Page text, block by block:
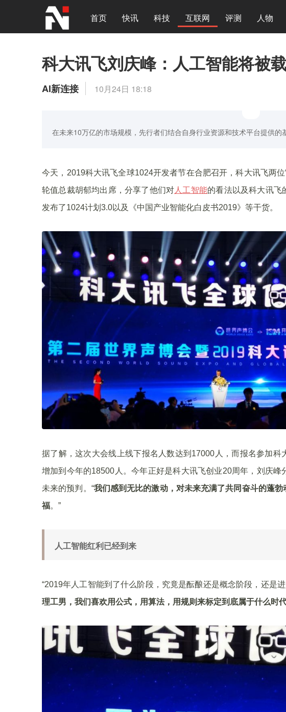
首页 快讯 科技 互联网 评测 人物
科大讯飞刘庆峰：人工智能将被
AI新连接 10月24日 18:18
在未来10万亿的市场规模，先行者们结合自身行业资源和技术平台提供的
今天，2019科大讯飞全球1024开发者节在合肥召开，科大讯飞两
轮值总裁胡郁均出席，分享了他们对 人工智能的看法以及科大讯飞
发布了1024计划3.0以及《中国产业智能化白皮书2019》等干货。
据了解，这次大会线上线下报名人数达到17000人，而报名参加科
增加到今年的18500人。今年正好是科大讯飞创业20周年，刘庆
未来的预判。“我们感到无比的激动，对未来充满了共同奋斗的蓬
福。”
人工智能红利已经到来
“2019年人工智能到了什么阶段，究竟是酝酿还是概念阶段，还是
理工男，我们喜欢用公式，用算法，用规则来标定到底属于什么时